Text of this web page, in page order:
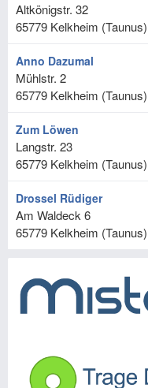
Altkönigstr. 32
65779 Kelkheim (Taunus)
Anno Dazumal
Mühlstr. 2
65779 Kelkheim (Taunus)
Zum Löwen
Langstr. 23
65779 Kelkheim (Taunus)
Drossel Rüdiger
Am Waldeck 6
65779 Kelkheim (Taunus)